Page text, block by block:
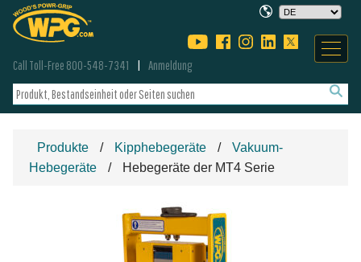
Call Toll-Free 800-548-7341 Anmeldung
Produkte Kipphebegeräte
Vakuum-
Hebegeräte
Hebegeräte der MT4 Serie